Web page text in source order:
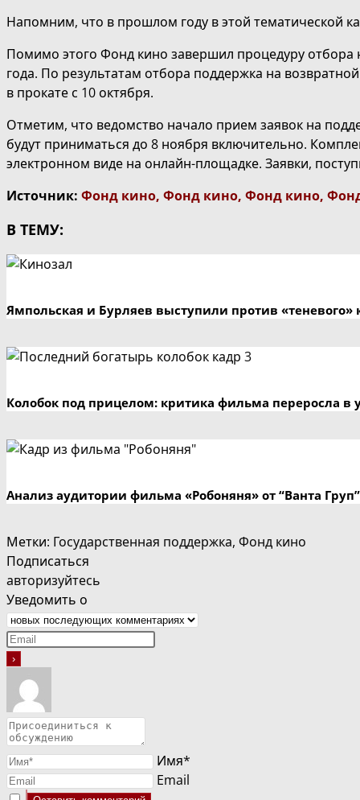
Напомним, что в прошлом году в этой тематической
Помимо этого Фонд кино завершил процедуру отбора
года. По результатам отбора поддержка на
в прокате с 10 октября.
Отметим, что ведомство начало прием заявок на
будут приниматься до 8 ноября включительно.
электронном виде на онлайн-площадке. Заявки,
Источник: Фонд кино, Фонд кино, Фонд кино,
В ТЕМУ:
Ямпольская и Бурляев выступили против «теневого»
Колобок под прицелом: критика фильма переросла в
Анализ аудитории фильма «Робоняня» от “Ванта Груп”
Метки: Государственная поддержка, Фонд кино
Подписаться
авторизуйтесь
Уведомить о
Имя*
Email